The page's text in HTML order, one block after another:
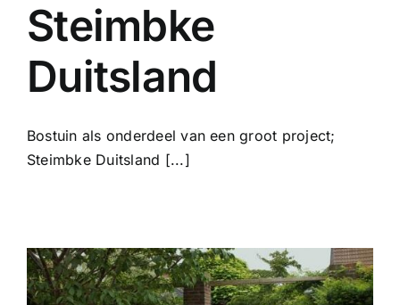
Steimbke
Duitsland
Bostuin als onderdeel van een groot project;
Steimbke Duitsland [...]